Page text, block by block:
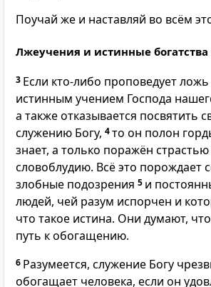
Поучай же и наставляй во всём
Лжеучения и истинные богатства
3 Если кто-либо проповедует ложь
истинным учением Господа
а также отказывается посвятить
служению Богу, 4то он полон
знает, а только поражён
словоблудию. Всё это порождает
злобные подозрения 5 и
людей, чей разум испорчен и
что такое истина. Они думают,
путь к обогащению.
6 Разумеется, служение Богу
обогащает человека, если он